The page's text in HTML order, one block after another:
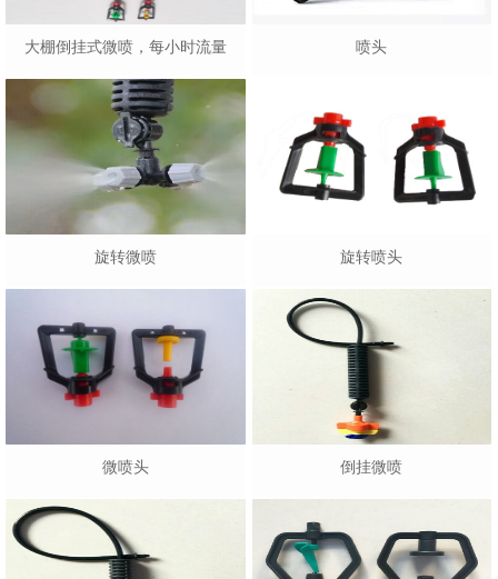
大棚倒挂式微喷，每小时流量
60L，80L
喷头
旋转微喷 旋转喷头
微喷头 倒挂微喷